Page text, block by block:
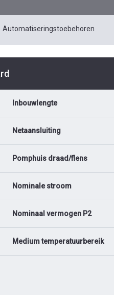
Automatiseringstoebehoren
Inbouwlengte
Netaansluiting
Pomphuis draad/flens
Nominale stroom
Nominaal vermogen P2
Medium temperatuurbereik